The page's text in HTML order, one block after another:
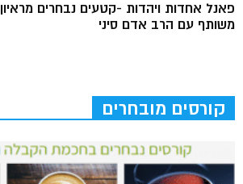
פאנל אחדות ויהדות -קטעים נבחרים מראיון
משותף עם הרב אדם סיני
קורסים מובחרים